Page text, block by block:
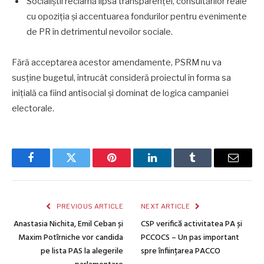
cu opoziția și accentuarea fondurilor pentru evenimente
de PR în detrimentul nevoilor sociale.
Fără acceptarea acestor amendamente, PSRM nu va
susține bugetul, întrucât consideră proiectul în forma sa
inițială ca fiind antisocial și dominat de logica campaniei
electorale.
FacebookTwitter Pinterest LinkedInTumblr Email
PREVIOUS ARTICLE
Anastasia Nichita, Emil Ceban și
Maxim Potîrniche vor candida
pe lista PAS la alegerile
NEXT ARTICLE
CSP verifică activitatea PA și
PCCOCS – Un pas important
spre înființarea PACCO